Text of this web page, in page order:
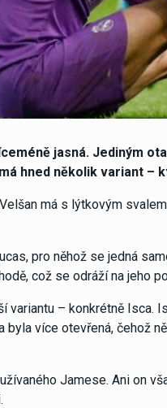
jasná. Jediným
hned několik variant –
má s lýtkovým
pro něhož se jedná
což se odráží na jeho
variantu – konkrétně Isca.
více otevřená, čehož
Jamese. Ani on